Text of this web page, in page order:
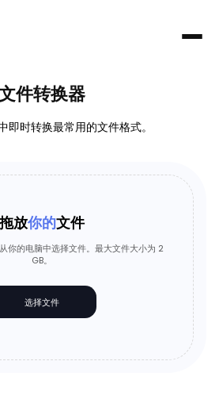
件转换器
即时转换最常用的文件格式。
拖放你的文件
你的电脑中选择文件。最大文件大小为 2
GB。
选择文件